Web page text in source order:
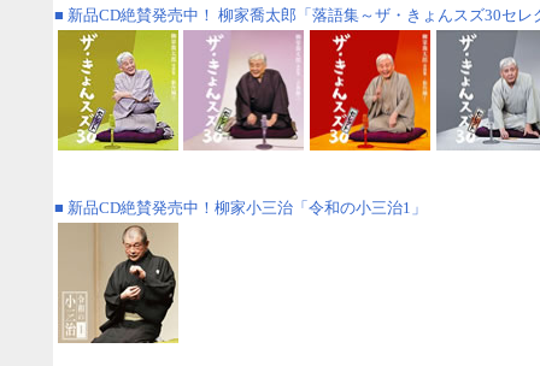
■ 新品CD絶賛発売中！ 柳家喬太郎「落語集～ザ・きょんスズ30セレ
■ 新品CD絶賛発売中！ 柳家小三治「令和の小三治1」